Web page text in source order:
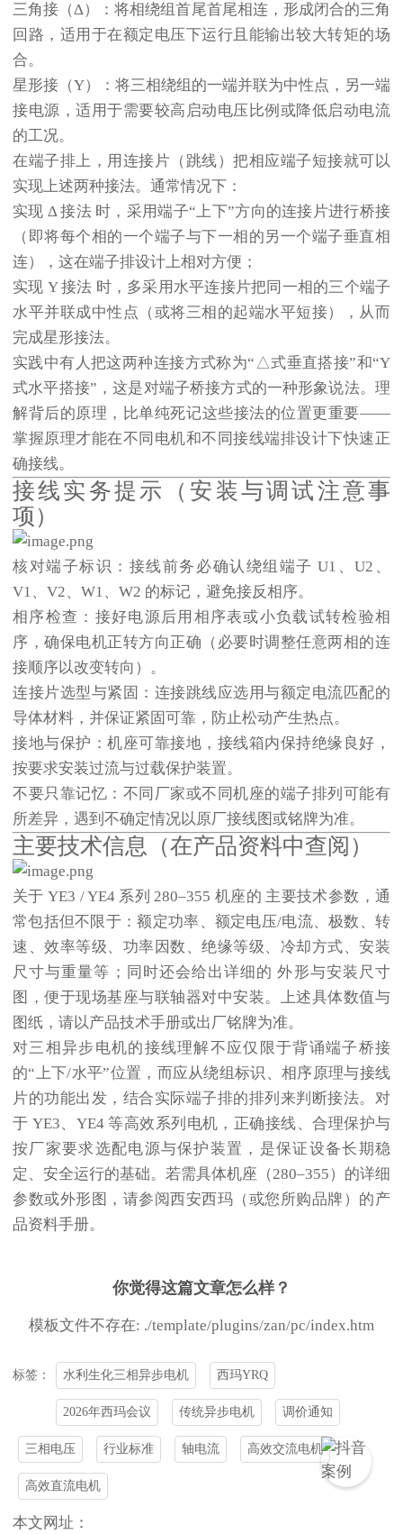
三角接（Δ）
：将相绕组首尾首尾相连，形成闭合的三角
回路，适用于在额定电压下运行且能输出较大转矩的场
合。
星形接（Y）
：将三相绕组的一端并联为中性点，另一端
接电源，适用于需要较高启动电压比例或降低启动电流
的工况。
在端子排上，用连接片（跳线）把相应端子短接就可以
实现上述两种接法。通常情况下：
实现 Δ 接法时，采用端子“上下”方向的连接片进行桥接
（即将每个相的一个端子与下一相的另一个端子垂直相
连），这在端子排设计上相对方便；
实现 Y 接法 时，多采用水平连接片把同一相的三个端子
水平并联成中性点（或将三相的起端水平短接），从而
完成星形接法。
实践中有人把这两种连接方式称为“△式垂直搭接”和“Y
式水平搭接”，这是对端子桥接方式的一种形象说法。理
解背后的原理，比单纯死记这些接法的位置更重要——
掌握原理才能在不同电机和不同接线端排设计下快速正
确接线。
接线实务提示（安装与调试注意事
项）
核对端子标识 ：接线前务必确认绕组端子 U1、U2、
V1、V2、W1、W2 的标记，避免接反相序。
相序检查 ：接好电源后用相序表或小负载试转检验相
序，确保电机正转方向正确（必要时调整任意两相的连
接顺序以改变转向）。
连接片选型与紧固 ：连接跳线应选用与额定电流匹配的
导体材料，并保证紧固可靠，防止松动产生热点。
接地与保护 ：机座可靠接地，接线箱内保持绝缘良好，
按要求安装过流与过载保护装置。
不要只靠记忆 ：不同厂家或不同机座的端子排列可能有
所差异，遇到不确定情况以原厂接线图或铭牌为准。
主要技术信息（在产品资料中查阅）
关于 YE3 / YE4 系列 280–355 机座的 主要技术参数 ，通
常包括但不限于：额定功率、额定电压/电流、极数、转
速、效率等级、功率因数、绝缘等级、冷却方式、安装
尺寸与重量等；同时还会给出详细的外形与安装尺寸
图 ，便于现场基座与联轴器对中安装。上述具体数值与
图纸，请以产品技术手册或出厂铭牌为准。
对三相异步电机的接线理解不应仅限于背诵端子桥接
的“上下/水平”位置，而应从绕组标识、相序原理与接线
片的功能出发，结合实际端子排的排列来判断接法。对
于 YE3、YE4 等高效系列电机 ，正确接线、合理保护与
按厂家要求选配电源与保护装置，是保证设备长期稳
定、安全运行的基础。若需具体机座（280–355）的详细
参数或外形图，请参阅西安西玛 （或您所购品牌）的产
品资料手册。
你觉得这篇文章怎么样？
模板文件不存在: ./template/plugins/zan/pc/index.htm
标签： 水利生化三相异步电机 西玛YRQ
2026年西玛会议 传统异步电机 调价通知
三相电压 行业标准 轴电流 高效交流电机
高效直流电机
本文网址：